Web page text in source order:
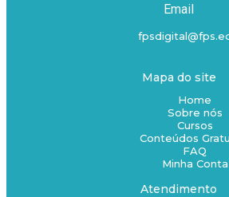
Email
Mapa do site
Home
Sobre nós
Cursos
Conteúdos
FAQ
Minha Conta
Atendimento